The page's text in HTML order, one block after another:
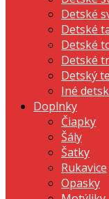
Detské
Detské
Detské
Detské
Detský
Iné
Doplnky
Čiapky
Šály
Šatky
Rukavice
Opasky